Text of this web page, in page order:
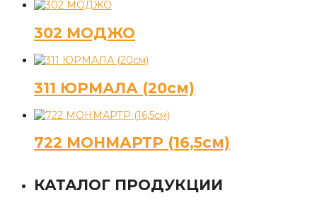
302 МОДЖО
311 ЮРМАЛА (20см)
722 МОНМАРТР (16,5см)
КАТАЛОГ ПРОДУКЦИИ